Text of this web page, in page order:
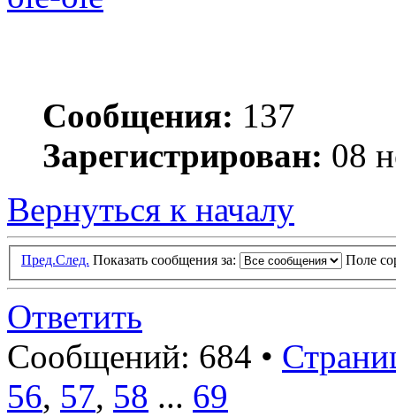
Сообщения: 137
Зарегистрирован: 08
Вернуться к началу
Пред.След. Показать сообщения за: Поле
Ответить
Сообщений: 684 •
56, 57, 58 ... 69